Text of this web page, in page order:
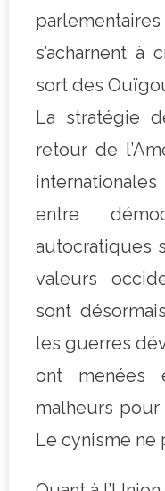
s’acharnent
sort des
La stratégie
retour de
entre
autocratiques
valeurs
sont
les guerres
ont menées
malheurs
Le cynisme ne